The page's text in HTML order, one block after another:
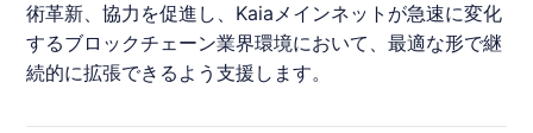
術革新、協力を促進し、Kaiaメインネットが急速に変化
するブロックチェーン業界環境において、最適な形で継
続的に拡張できるよう支援します。